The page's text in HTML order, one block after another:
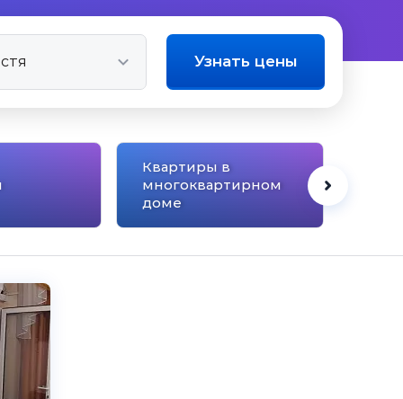
Узнать цены
Квартиры в
многоквартирном
доме